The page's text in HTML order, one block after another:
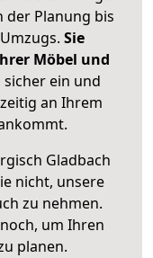
der Planung bis
Sie
Möbel und
sicher ein und
an Ihrem
Gladbach
nicht, unsere
zu nehmen.
um Ihren
planen.